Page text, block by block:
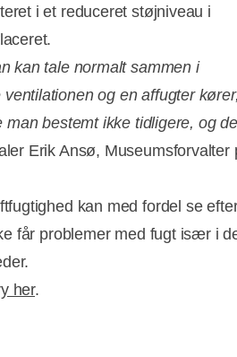
i et reduceret støjniveau i
kan tale normalt sammen i
og en affugter
bestemt ikke tidligere, og
Erik Ansø, Museumsforvalter
kan med fordel se
får problemer med fugt især i
her.